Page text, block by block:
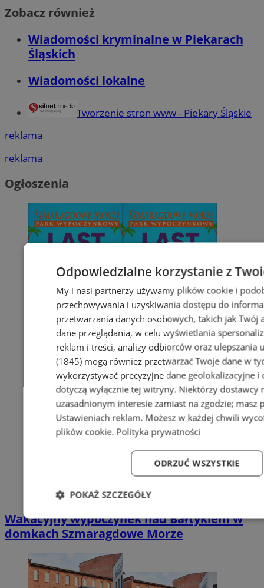
Zobacz również
Wiadomości kryminalne w Piekarach
Śląskich
Wiadomości lokalne
Tworzenie stron www - Piekary Śląskie
reklama
reklama
Ogłoszenia
Wakacyjny wypoczynek nad Bałtykiem w
domkach Szmaragdowe Morze
Odpowiedzialne korzystanie z
My i nasi partnerzy używamy plików cookie i
przechowywania i uzyskiwania dostępu do
przetwarzania danych osobowych, takich jak
dane przeglądania, w celu wyświetlania
reklam i treści, analizy odbiorców oraz ulepszania
(1845)mogą również przetwarzać Twoje dane w
wykorzystywać precyzyjne dane geolokalizacyjne
dotyczą wyłącznie tej witryny. Niektórzy dostawcy
uzasadnionym interesie zamiast na zgodzie; masz
Ustawieniach reklam. Możesz w każdej chwili
plików cookie. Polityka prywatności
ODRZUĆ WSZYSTKIE
POKAŻ SZCZEGÓŁY
Niezbędne Wydajność Targetowanie